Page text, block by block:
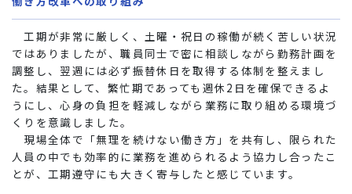
工期が非常に厳しく、土曜・祝日の稼働が続く苦しい状況
ではありましたが、職員同士で密に相談しながら勤務計画を
調整し、翌週には必ず振替休日を取得する体制を整えまし
た。結果として、繁忙期であっても週休2日を確保できるよ
うにし、心身の負担を軽減しながら業務に取り組める環境づ
くりを意識しました。
現場全体で「無理を続けない働き方」を共有し、限られた
人員の中でも効率的に業務を進められるよう協力し合ったこ
とが、工期遵守にも大きく寄与したと感じています。